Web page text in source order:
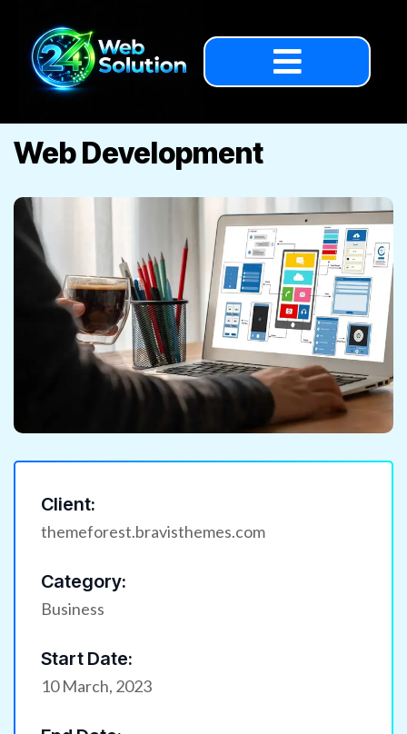
Web Development
Client:
themeforest.bravisthemes.com
Category:
Business
Start Date:
10 March, 2023